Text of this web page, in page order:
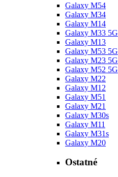
Galaxy M54
Galaxy M34
Galaxy M14
Galaxy M33 5G
Galaxy M13
Galaxy M53 5G
Galaxy M23 5G
Galaxy M52 5G
Galaxy M22
Galaxy M12
Galaxy M51
Galaxy M21
Galaxy M30s
Galaxy M11
Galaxy M31s
Galaxy M20
Ostatné